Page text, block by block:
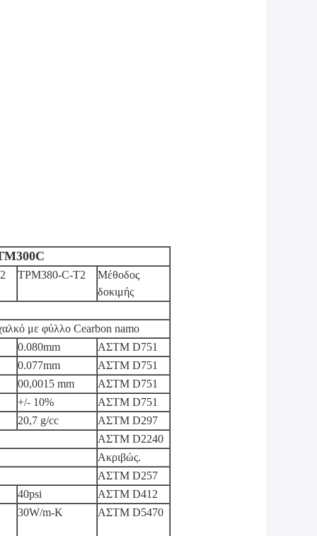
ΤΡΜ380-C-T2
Μέθοδος
δοκιμής
με φύλλο Cearbon namo
0.080mm
ΑΣTM D751
0.077mm
ΑΣTM D751
00,0015 mm
ΑΣTM D751
+/- 10%
ΑΣTM D751
20,7 g/cc
ΑΣTM D297
ΑΣTM D2240
Ακριβώς.
ΑΣTM D257
40psi
ΑΣTM D412
30W/m-K
ΑΣTM D5470